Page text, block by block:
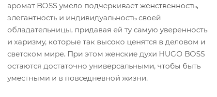
аромат BOSS умело подчеркивает женственность,
элегантность и индивидуальность своей
обладательницы, придавая ей ту самую уверенность
и харизму, которые так высоко ценятся в деловом и
светском мире. При этом женские духи HUGO BOSS
остаются достаточно универсальными, чтобы быть
уместными и в повседневной жизни.